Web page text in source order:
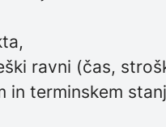
ravni (čas,
in terminskem